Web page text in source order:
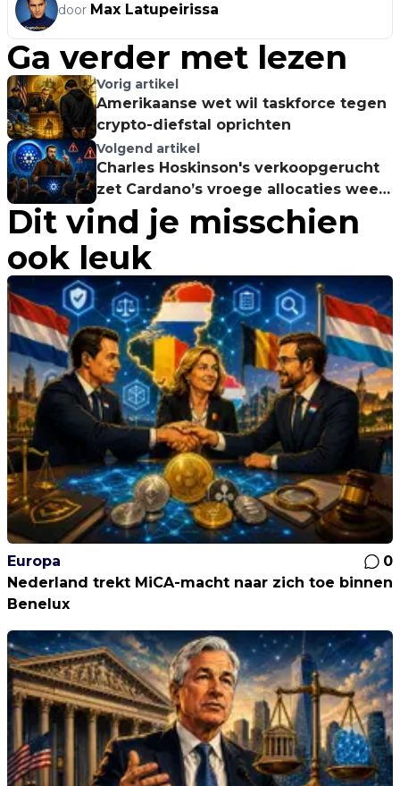
door Max Latupeirissa
Ga verder met lezen
Vorig artikel
Amerikaanse wet wil taskforce tegen
crypto-diefstal oprichten
Volgend artikel
Charles Hoskinson's verkoopgerucht
zet Cardano’s vroege allocaties weer
centraal
Dit vind je misschien
ook leuk
Europa
0
Nederland trekt MiCA-macht naar zich toe binnen
Benelux